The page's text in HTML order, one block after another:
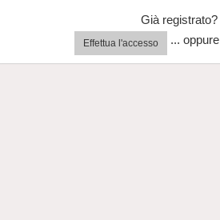
Già registrato?
Effettua l'accesso ... oppure